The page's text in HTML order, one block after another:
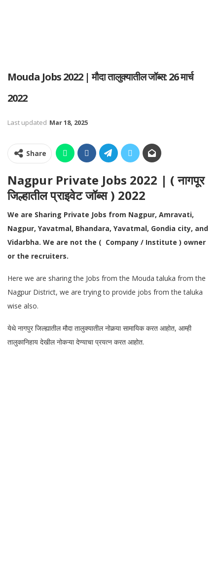
Mouda Jobs 2022 | मौदा तालुक्यातील जॉब्स: 26 मार्च
2022
Last updated Mar 18, 2025
Share
Nagpur Private Jobs 2022 | ( नागपूर
जिल्हातील प्राइवेट जॉब्स ) 2022
We are Sharing Private Jobs from Nagpur, Amravati,
Nagpur, Yavatmal, Bhandara, Yavatmal, Gondia city, and
Vidarbha. We are not the ( Company / Institute ) owner
or the recruiters.
Here we are sharing the Jobs from the Mouda taluka from the
Nagpur District, we are trying to provide jobs from the taluka
wise also.
येथे नागपुर जिल्ह्यातील मौदा तालुक्यातील नोकर्‍या सामायिक करत आहोत, आम्ही
तालुकानिहाय देखील नोकऱ्या देण्याचा प्रयत्न करत आहोत.